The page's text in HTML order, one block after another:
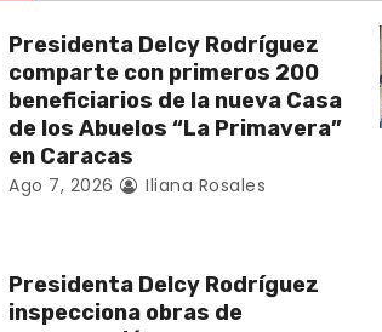
Presidenta Delcy Rodríguez
comparte con primeros 200
beneficiarios de la nueva Casa
de los Abuelos “La Primavera”
en Caracas
Ago 7, 2026 Iliana Rosales
Presidenta Delcy Rodríguez
inspecciona obras de